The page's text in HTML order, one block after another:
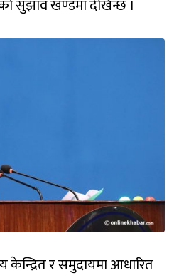
सुझाव खण्डमा देखिन्छ ।
केन्द्रित र समुदायमा आधारित